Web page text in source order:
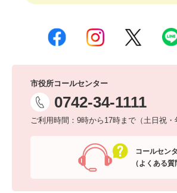
市役所コールセンター
0742-34-1111
ご利用時間：9時から17時まで（土日祝・
コールセン
（よくある質